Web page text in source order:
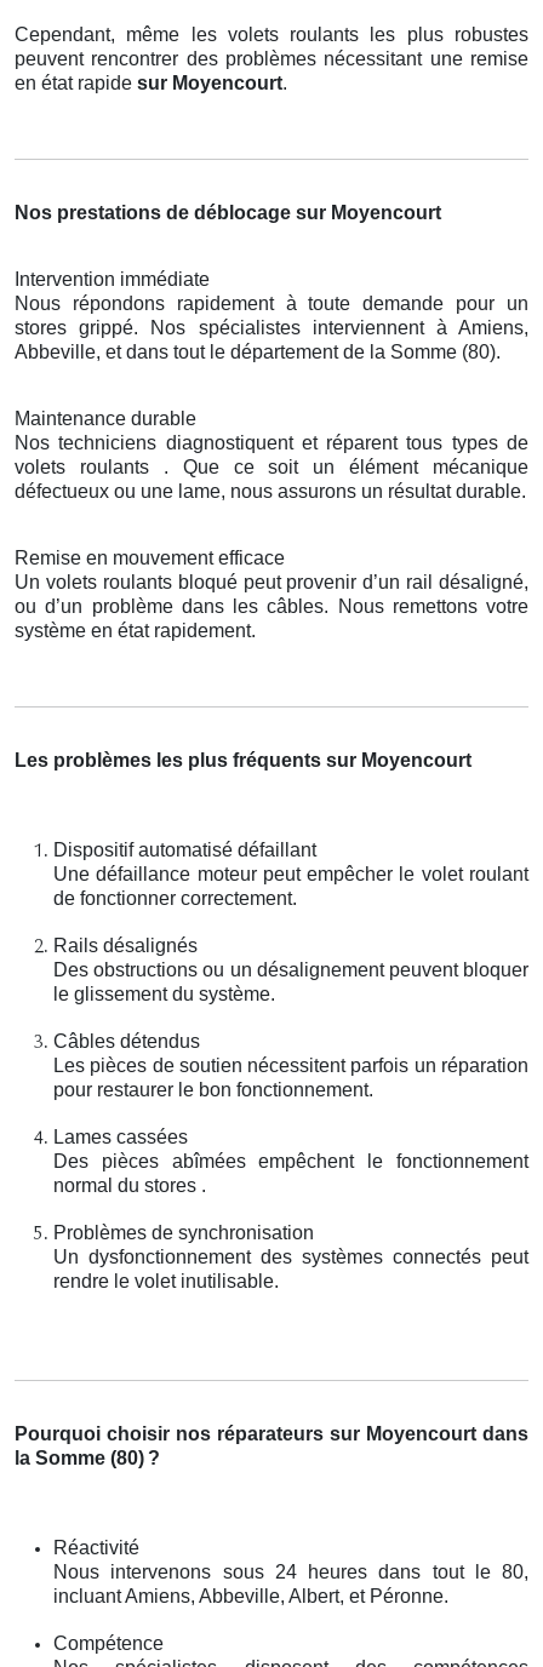
Cependant, même les volets roulants les plus robustes
peuvent rencontrer des problèmes nécessitant une remise
en état rapide sur Moyencourt.
Nos prestations de déblocage sur Moyencourt
Intervention immédiate
Nous répondons rapidement à toute demande pour un
stores grippé. Nos spécialistes interviennent à Amiens,
Abbeville, et dans tout le département de la Somme (80).
Maintenance durable
Nos techniciens diagnostiquent et réparent tous types de
volets roulants . Que ce soit un élément mécanique
défectueux ou une lame, nous assurons un résultat durable.
Remise en mouvement efficace
Un volets roulants bloqué peut provenir d’un rail désaligné,
ou d’un problème dans les câbles. Nous remettons votre
système en état rapidement.
Les problèmes les plus fréquents sur Moyencourt
Dispositif automatisé défaillant
Une défaillance moteur peut empêcher le volet roulant
de fonctionner correctement.
Rails désalignés
Des obstructions ou un désalignement peuvent bloquer
le glissement du système.
Câbles détendus
Les pièces de soutien nécessitent parfois un réparation
pour restaurer le bon fonctionnement.
Lames cassées
Des pièces abîmées empêchent le fonctionnement
normal du stores .
Problèmes de synchronisation
Un dysfonctionnement des systèmes connectés peut
rendre le volet inutilisable.
Pourquoi choisir nos réparateurs sur Moyencourt dans
la Somme (80) ?
Réactivité
Nous intervenons sous 24 heures dans tout le 80,
incluant Amiens, Abbeville, Albert, et Péronne.
Compétence